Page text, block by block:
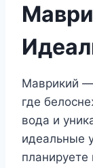
Маврикий
где
вода и
идеальные
планируете